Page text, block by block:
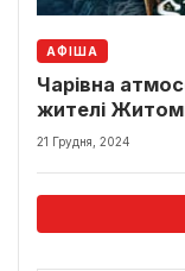
АФІША
Чарівна
жителі
21 Грудня, 2024